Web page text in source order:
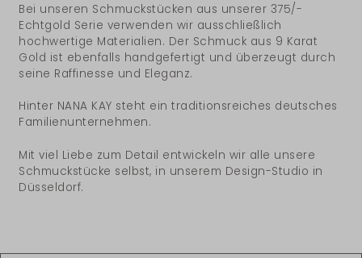
Bei unseren Schmuckstücken aus unserer 375/-
Echtgold Serie verwenden wir ausschließlich
hochwertige Materialien. Der Schmuck aus 9 Karat
Gold ist ebenfalls handgefertigt und überzeugt durch
seine Raffinesse und Eleganz.
Hinter NANA KAY steht ein traditionsreiches deutsches
Familienunternehmen.
Mit viel Liebe zum Detail entwickeln wir alle unsere
Schmuckstücke selbst, in unserem Design-Studio in
Düsseldorf.